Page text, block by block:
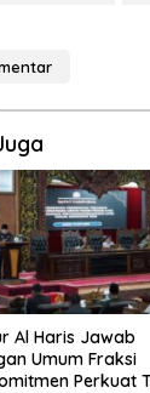
Al Haris Jawab
Umum Fraksi
Perkuat